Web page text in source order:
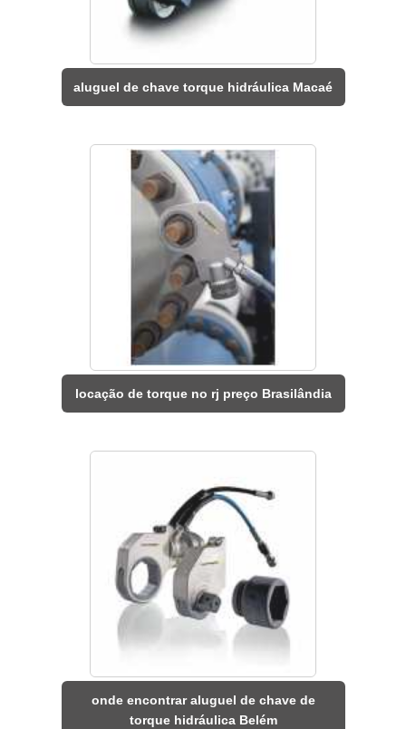
aluguel de chave torque hidráulica Macaé
locação de torque no rj preço Brasilândia
onde encontrar aluguel de chave de
torque hidráulica Belém